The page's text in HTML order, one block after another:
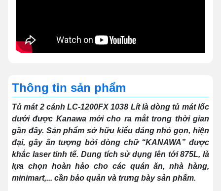
Thông tin sản phẩm
Tủ mát 2 cánh LC-1200FX 1038 Lít là dòng tủ mát lốc
dưới được Kanawa mới cho ra mắt trong thời gian
gần đây. Sản phẩm sở hữu kiểu dáng nhỏ gọn, hiện
đại, gây ấn tượng bởi dòng chữ “KANAWA” được
khắc laser tinh tế. Dung tích sử dụng lên tới 875L, là
lựa chọn hoàn hảo cho các quán ăn, nhà hàng,
minimart,... cần bảo quản và trưng bày sản phẩm.